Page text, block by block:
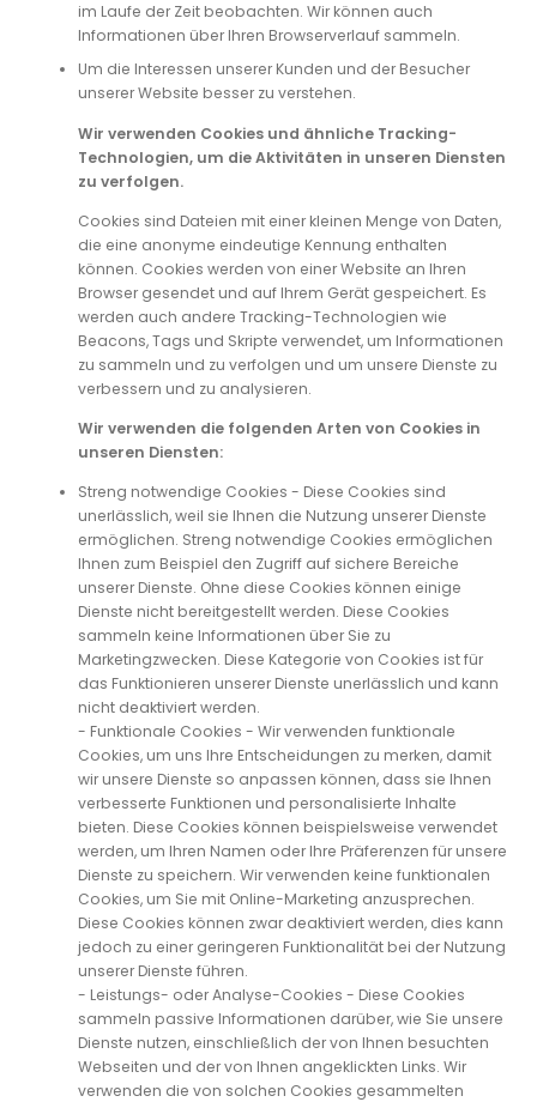
im Laufe der Zeit beobachten. Wir können auch
Informationen über Ihren Browserverlauf sammeln.
Um die Interessen unserer Kunden und der Besucher
unserer Website besser zu verstehen.
Wir verwenden Cookies und ähnliche Tracking-
Technologien, um die Aktivitäten in unseren Diensten
zu verfolgen.
Cookies sind Dateien mit einer kleinen Menge von Daten,
die eine anonyme eindeutige Kennung enthalten
können. Cookies werden von einer Website an Ihren
Browser gesendet und auf Ihrem Gerät gespeichert. Es
werden auch andere Tracking-Technologien wie
Beacons, Tags und Skripte verwendet, um Informationen
zu sammeln und zu verfolgen und um unsere Dienste zu
verbessern und zu analysieren.
Wir verwenden die folgenden Arten von Cookies in
unseren Diensten:
Streng notwendige Cookies - Diese Cookies sind
unerlässlich, weil sie Ihnen die Nutzung unserer Dienste
ermöglichen. Streng notwendige Cookies ermöglichen
Ihnen zum Beispiel den Zugriff auf sichere Bereiche
unserer Dienste. Ohne diese Cookies können einige
Dienste nicht bereitgestellt werden. Diese Cookies
sammeln keine Informationen über Sie zu
Marketingzwecken. Diese Kategorie von Cookies ist für
das Funktionieren unserer Dienste unerlässlich und kann
nicht deaktiviert werden.
- Funktionale Cookies - Wir verwenden funktionale
Cookies, um uns Ihre Entscheidungen zu merken, damit
wir unsere Dienste so anpassen können, dass sie Ihnen
verbesserte Funktionen und personalisierte Inhalte
bieten. Diese Cookies können beispielsweise verwendet
werden, um Ihren Namen oder Ihre Präferenzen für unsere
Dienste zu speichern. Wir verwenden keine funktionalen
Cookies, um Sie mit Online-Marketing anzusprechen.
Diese Cookies können zwar deaktiviert werden, dies kann
jedoch zu einer geringeren Funktionalität bei der Nutzung
unserer Dienste führen.
- Leistungs- oder Analyse-Cookies - Diese Cookies
sammeln passive Informationen darüber, wie Sie unsere
Dienste nutzen, einschließlich der von Ihnen besuchten
Webseiten und der von Ihnen angeklickten Links. Wir
verwenden die von solchen Cookies gesammelten